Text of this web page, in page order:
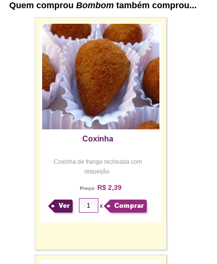
Quem comprouBombom também comprou...
Coxinha
Coxinha de frango recheada com
requeijão.
Preço:R$ 2,39
Ver x Comprar